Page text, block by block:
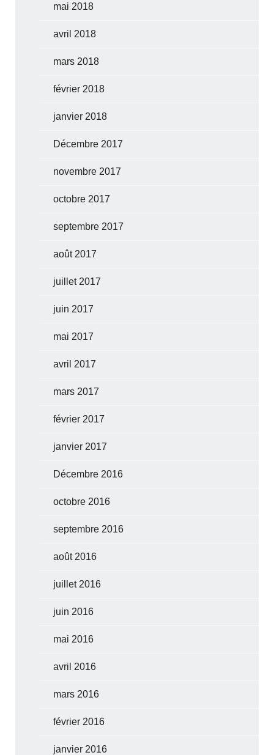
mai 2018
avril 2018
mars 2018
février 2018
janvier 2018
Décembre 2017
novembre 2017
octobre 2017
septembre 2017
août 2017
juillet 2017
juin 2017
mai 2017
avril 2017
mars 2017
février 2017
janvier 2017
Décembre 2016
octobre 2016
septembre 2016
août 2016
juillet 2016
juin 2016
mai 2016
avril 2016
mars 2016
février 2016
janvier 2016